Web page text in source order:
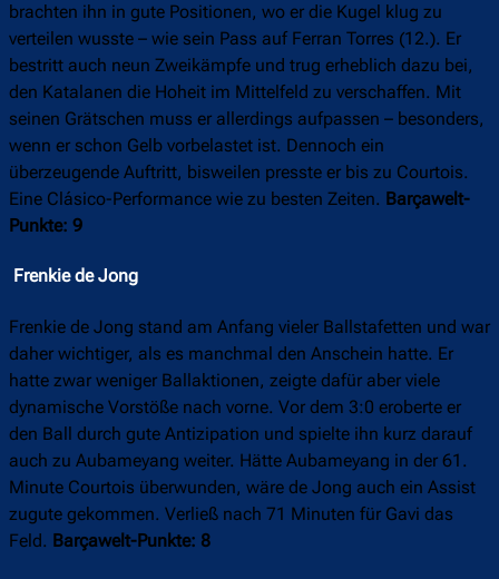
brachten ihn in gute Positionen, wo er die Kugel klug zu
verteilen wusste – wie sein Pass auf Ferran Torres (12.). Er
bestritt auch neun Zweikämpfe und trug erheblich dazu bei,
den Katalanen die Hoheit im Mittelfeld zu verschaffen. Mit
seinen Grätschen muss er allerdings aufpassen – besonders,
wenn er schon Gelb vorbelastet ist. Dennoch ein
überzeugende Auftritt, bisweilen presste er bis zu Courtois.
Eine Clásico-Performance wie zu besten Zeiten. Barçawelt-
Punkte: 9
Frenkie de Jong
Frenkie de Jong stand am Anfang vieler Ballstafetten und war
daher wichtiger, als es manchmal den Anschein hatte. Er
hatte zwar weniger Ballaktionen, zeigte dafür aber viele
dynamische Vorstöße nach vorne. Vor dem 3:0 eroberte er
den Ball durch gute Antizipation und spielte ihn kurz darauf
auch zu Aubameyang weiter. Hätte Aubameyang in der 61.
Minute Courtois überwunden, wäre de Jong auch ein Assist
zugute gekommen. Verließ nach 71 Minuten für Gavi das
Feld. Barçawelt-Punkte: 8